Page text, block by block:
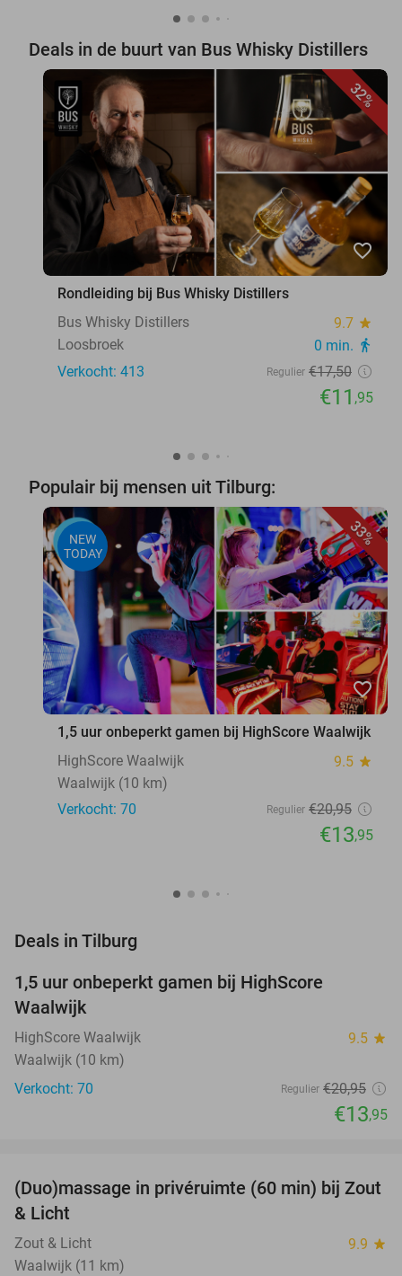
Deals in de buurt van Bus Whisky Distillers
32%
favorite_border
Rondleiding bij Bus Whisky Distillers
Bus Whisky Distillers
9.7 star
Loosbroek 0 min. directions_walk
Verkocht: 413 Regulier €17,50
€11 ,95
Populair bij mensen uit Tilburg:
33%
NEW
TODAY
favorite_border
1,5 uur onbeperkt gamen bij HighScore Waalwijk
HighScore Waalwijk
9.5 star
Waalwijk (10 km)
Verkocht: 70
Regulier €20,95
€13,95
Deals in Tilburg
TODAY
1,5 uur onbeperkt gamen bij HighScore
Waalwijk
HighScore Waalwijk 9.5 star
Waalwijk (10 km)
Verkocht: 70
Regulier €20,95
€13,95
49%
(Duo)massage in privéruimte (60 min) bij Zout
& Licht
Zout & Licht 9.9 star
Waalwijk (11 km)